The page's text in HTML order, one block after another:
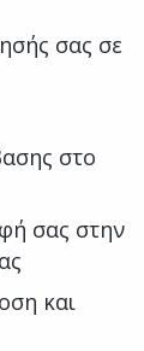
σας σε
στο
σας στην
και